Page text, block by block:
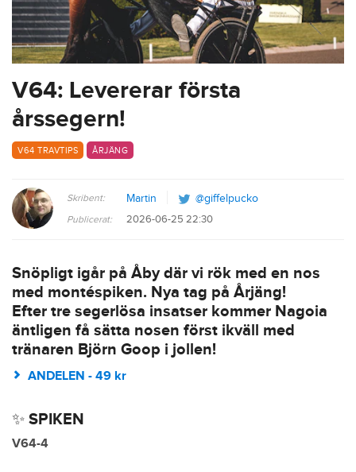
V64: Levererar första
årssegern!
V64 TRAVTIPS ÅRJÄNG
Skribent: Martin @giffelpucko
Publicerat: 2026-06-25 22:30
Snöpligt igår på Åby där vi rök med en nos
med montéspiken. Nya tag på Årjäng!
Efter tre segerlösa insatser kommer Nagoia
äntligen få sätta nosen först ikväll med
tränaren Björn Goop i jollen!
ANDELEN - 49 kr
✨ SPIKEN
V64-4